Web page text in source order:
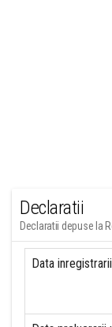
Declaratii
Declaratii depuse la
Data